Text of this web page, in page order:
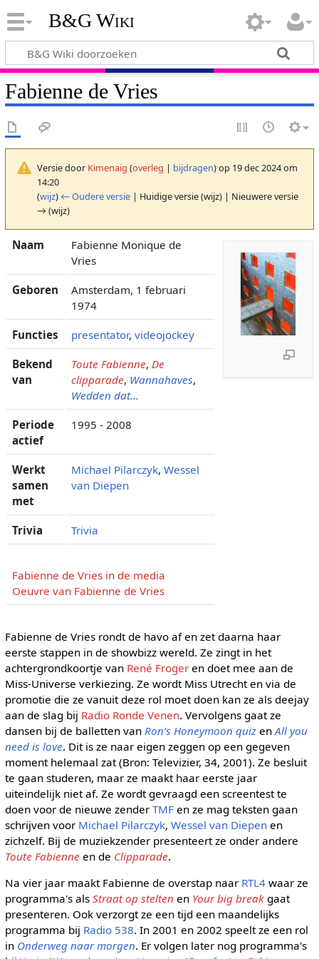
B&G Wiki
Fabienne de Vries
Versie door Kimenaig (overleg | bijdragen)op 19 dec 2024 om
14:20
(wijz) ← Oudere versie| Huidige versie (wijz) | Nieuwere versie
→ (wijz)
Naam
Fabienne Monique de
Vries
Geboren
Amsterdam, 1 februari
1974
Functies presentator, videojockey
Bekend
van
Toute Fabienne, De
clipparade, Wannahaves,
Wedden dat...
Periode
actief
1995 - 2008
Werkt
samen
met
Michael Pilarczyk, Wessel
van Diepen
Trivia Trivia
Fabienne de Vries in de media
Oeuvre van Fabienne de Vries
Fabienne de Vries rondt de havo af en zet daarna haar
eerste stappen in de showbizz wereld. Ze zingt in het
achtergrondkoortje van René Frogeren doet mee aan de
Miss-Universe verkiezing. Ze wordt Miss Utrecht en via de
promotie die ze vanuit deze rol moet doen kan ze als deejay
aan de slag bij Radio Ronde Venen. Vervolgens gaat ze
dansen bij de balletten van Ron’s Honeymoon quizenAll you
need is love. Dit is ze naar eigen zeggen op een gegeven
moment helemaal zat (Bron: Televizier, 34, 2001). Ze besluit
te gaan studeren, maar ze maakt haar eerste jaar
uiteindelijk niet af. Ze wordt gevraagd een screentest te
doen voor de nieuwe zender TMFen ze mag teksten gaan
schrijven voor Michael Pilarczyk, Wessel van Diepenen
zichzelf. Bij de muziekzender presenteert ze onder andere
Toute Fabienne en de Clipparade.
Na vier jaar maakt Fabienne de overstap naar RTL4waar ze
programma's als Straat op stelten en Your big breakgaat
presenteren. Ook verzorgt ze een tijd een maandelijks
programma bij Radio 538. In 2001 en 2002 speelt ze een rol
in Onderweg naar morgen. Er volgen later nog programma's